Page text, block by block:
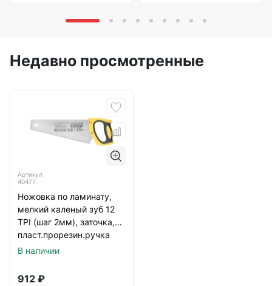
Недавно просмотренные
Артикул
40477
Ножовка по ламинату,
мелкий каленый зуб 12
TPI (шаг 2мм), заточка,
пласт.прорезин.ручка
300мм(10295)
В наличии
912 ₽